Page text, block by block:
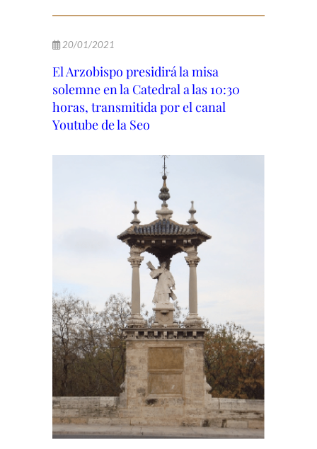
20/01/2021
El Arzobispo presidirá la misa
solemne en la Catedral a las 10:30
horas, transmitida por el canal
Youtube de la Seo